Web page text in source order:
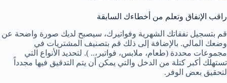
راقب الإنفاق وتعلم من أخطاءك السابقة
قم بتسجيل نفقاتك الشهرية وفواتيرك، سيصبح لديك صورة واضحة عن
وضعك المالي. بالإضافة إلى ذلك قم بتصنيف المشتريات في
مجموعات محددة (طعام، ملابس، فواتير،.. ). لتحديد الأنواع التي
تستهلك أكبر كتلة من الدخل والتي يمكن أن يتم التدقيق فيها مجدداً
لتحقيق بعض الوفر.